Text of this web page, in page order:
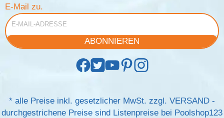
E-Mail zu.
E-Mail-Adresse
ABONNIEREN
* alle Preise inkl. gesetzlicher MwSt. zzgl. VERSAND -
durchgestrichene Preise sind Listenpreise bei Poolshop123